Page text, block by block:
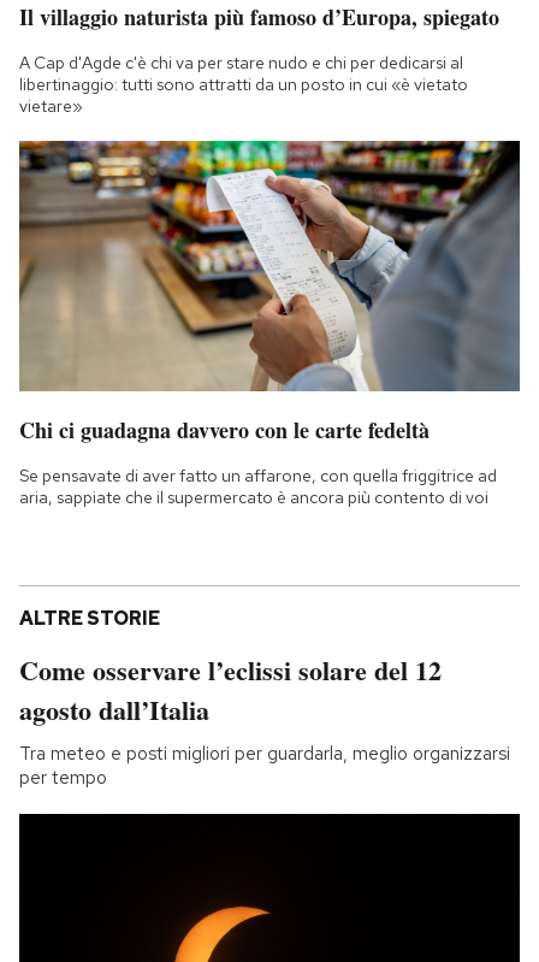
Il villaggio naturista più famoso d’Europa, spiegato
A Cap d'Agde c'è chi va per stare nudo e chi per dedicarsi al
libertinaggio: tutti sono attratti da un posto in cui «è vietato
vietare»
Chi ci guadagna davvero con le carte fedeltà
Se pensavate di aver fatto un affarone, con quella friggitrice ad
aria, sappiate che il supermercato è ancora più contento di voi
ALTRE STORIE
Come osservare l’eclissi solare del 12
agosto dall’Italia
Tra meteo e posti migliori per guardarla, meglio organizzarsi
per tempo